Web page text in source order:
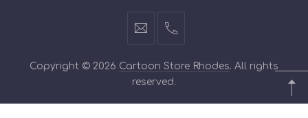
info@cartoontoys.gr
+30
70210
Copyright © 2026 Cartoon Store Rhodes. All rights
reserved.